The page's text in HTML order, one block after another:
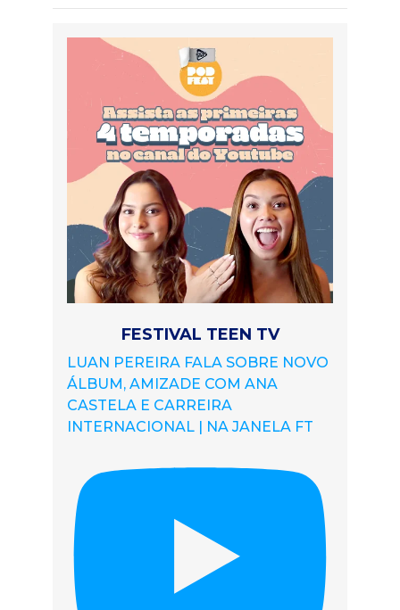
FESTIVAL TEEN TV
LUAN PEREIRA FALA SOBRE NOVO
ÁLBUM, AMIZADE COM ANA
CASTELA E CARREIRA
INTERNACIONAL | NA JANELA FT